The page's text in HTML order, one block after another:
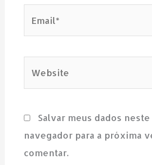
Salvar meus dados neste
navegador para a próxima
comentar.